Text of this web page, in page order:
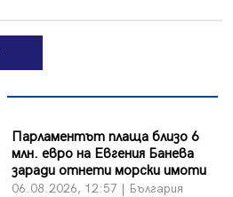
Парламентът плаща близо 6
млн. евро на Евгения Банева
заради отнети морски имоти
06.08.2026, 12:57 | България